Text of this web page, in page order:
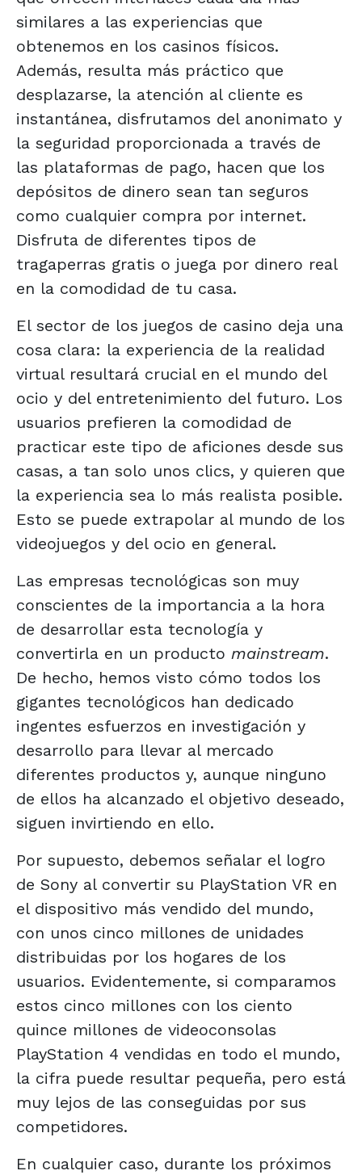
similares a las experiencias que
obtenemos en los casinos físicos.
Además, resulta más práctico que
desplazarse, la atención al cliente es
instantánea, disfrutamos del anonimato y
la seguridad proporcionada a través de
las plataformas de pago, hacen que los
depósitos de dinero sean tan seguros
como cualquier compra por internet.
Disfruta de diferentes tipos de
tragaperras gratis o juega por dinero real
en la comodidad de tu casa.
El sector de los juegos de casino deja una
cosa clara: la experiencia de la realidad
virtual resultará crucial en el mundo del
ocio y del entretenimiento del futuro. Los
usuarios prefieren la comodidad de
practicar este tipo de aficiones desde sus
casas, a tan solo unos clics, y quieren que
la experiencia sea lo más realista posible.
Esto se puede extrapolar al mundo de los
videojuegos y del ocio en general.
Las empresas tecnológicas son muy
conscientes de la importancia a la hora
de desarrollar esta tecnología y
convertirla en un producto mainstream.
De hecho, hemos visto cómo todos los
gigantes tecnológicos han dedicado
ingentes esfuerzos en investigación y
desarrollo para llevar al mercado
diferentes productos y, aunque ninguno
de ellos ha alcanzado el objetivo deseado,
siguen invirtiendo en ello.
Por supuesto, debemos señalar el logro
de Sony al convertir su PlayStation VR en
el dispositivo más vendido del mundo,
con unos cinco millones de unidades
distribuidas por los hogares de los
usuarios. Evidentemente, si comparamos
estos cinco millones con los ciento
quince millones de videoconsolas
PlayStation 4 vendidas en todo el mundo,
la cifra puede resultar pequeña, pero está
muy lejos de las conseguidas por sus
competidores.
En cualquier caso, durante los próximos